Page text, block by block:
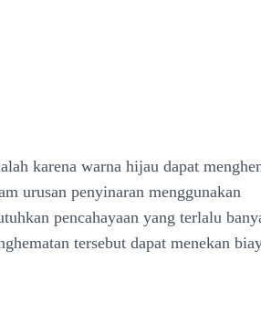
karena warna hijau dapat
urusan penyinaran menggunakan
pencahayaan yang terlalu
tersebut dapat menekan